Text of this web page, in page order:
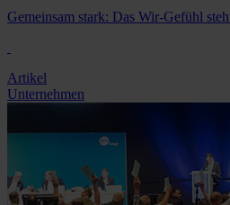
Gemeinsam stark: Das Wir-Gefühl
Artikel
Unternehmen